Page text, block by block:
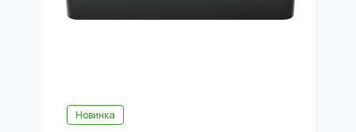
Новинка